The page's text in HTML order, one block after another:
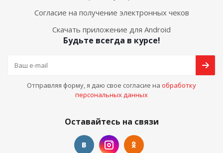
Согласие на получение электронных чеков
Скачать приложение для Android
Будьте всегда в курсе!
Отправляя форму, я даю свое согласие на обработку
персональных данных
Оставайтесь на связи